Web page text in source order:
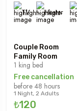
TV Heater
Couple Room
Family Room
1 king bed
Free cancellation
before 48 hours
1 Night, 2 Adults
₺120